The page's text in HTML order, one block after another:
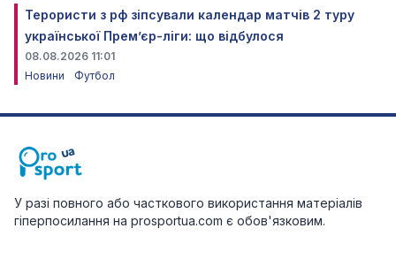
Терористи з рф зіпсували календар матчів 2 туру
української Прем’єр-ліги: що відбулося
08.08.2026 11:01
Новини
Футбол
У разі повного або часткового використання матеріалів
гіперпосилання на prosportua.com є обов'язковим.